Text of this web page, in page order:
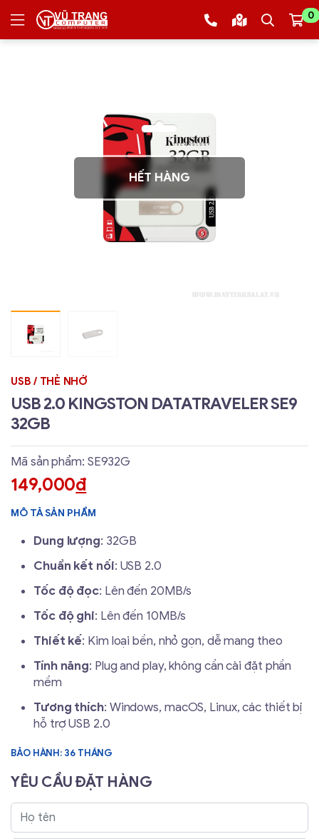
0
HẾT HÀNG
USB / THẺ NHỚ
USB 2.0 KINGSTON DATATRAVELER SE9
32GB
Mã sản phẩm: SE932G
149,000đ
MÔ TẢ SẢN PHẨM
Dung lượng: 32GB
Chuẩn kết nối: USB 2.0
Tốc độ đọc: Lên đến 20MB/s
Tốc độ ghi: Lên đến 10MB/s
Thiết kế: Kim loại bền, nhỏ gọn, dễ mang theo
Tính năng: Plug and play, không cần cài đặt phần
mềm
Tương thích: Windows, macOS, Linux, các thiết bị
hỗ trợ USB 2.0
BẢO HÀNH: 36 THÁNG
YÊU CẦU ĐẶT HÀNG